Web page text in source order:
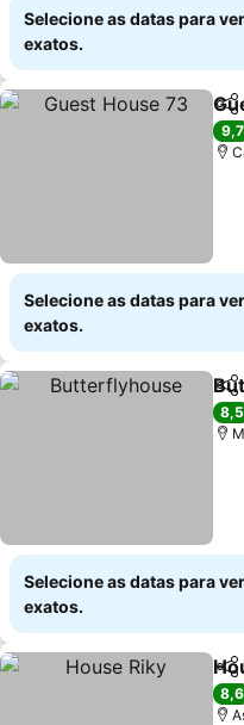
Selecione as datas para
exatos.
9,7
Selecione as datas para
exatos.
8,5
Selecione as datas para
exatos.
8,6